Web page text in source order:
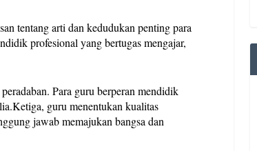
tentang arti dan kedudukan penting para
profesional yang bertugas mengajar,
Para guru berperan mendidik
guru menentukan kualitas
jawab memajukan bangsa dan